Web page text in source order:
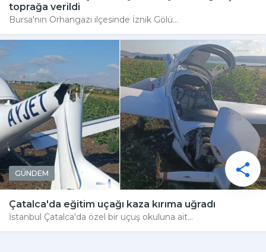
toprağa verildi
Bursa'nın Orhangazi ilçesinde İznik Gölü...
GÜNDEM
Çatalca'da eğitim uçağı kaza kırıma uğradı
İstanbul Çatalca'da özel bir uçuş okuluna ait...